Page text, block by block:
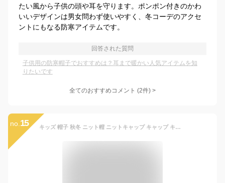
たい風から子供の頭や耳を守ります。ポンポン付きのかわ
いいデザインは男女問わず使いやすく、冬コーデのアクセ
ントにもなる防寒アイテムです。
回答された質問
子供用の防寒帽子でおすすめは？耳まで暖かい人気アイテムを知
りたいです
全てのおすすめコメント (2件) >
no. 15 キッズ 帽子 秋冬 ニット帽 ニットキャップ キャップ キッズ 帽子 女の子 男の子 子供帽子 冬用 防寒帽子 秋冬 ベビー 防寒 通学用 暖かい かわいい おしゃれ 男の子 女の子 ネックウォーマー一体型 キッズ 子供 幼児 防寒対策 冬 暖かい アウトドア 防寒 ベビー小物